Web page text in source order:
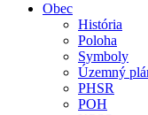
Obec
História
Poloha
Symboly
Územný
PHSR
POH